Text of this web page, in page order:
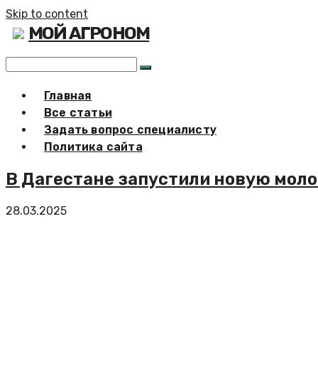
Skip to content
МОЙ АГРОНОМ
Главная
Все статьи
Задать вопрос специалисту
Политика сайта
В Дагестане запустили новую
28.03.2025